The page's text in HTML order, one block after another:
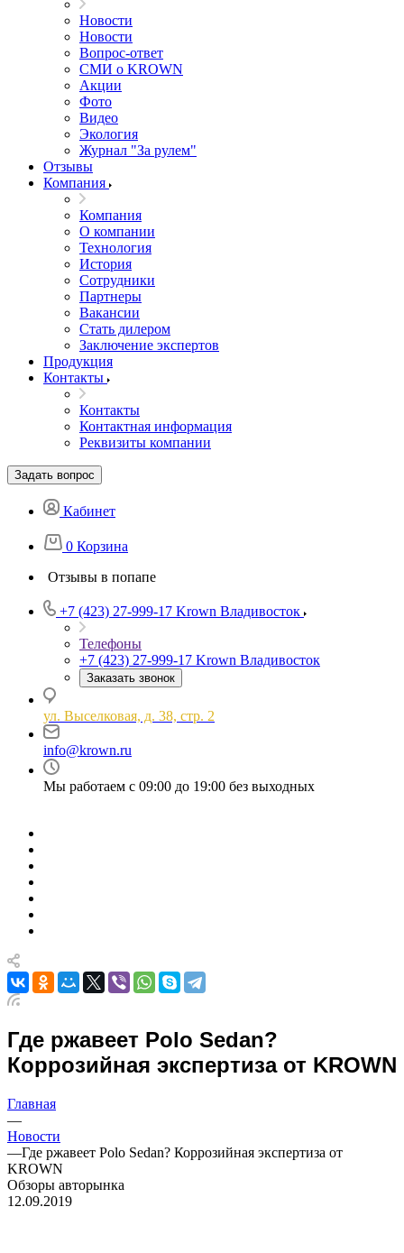
Новости
Новости
Вопрос-ответ
СМИ о KROWN
Акции
Фото
Видео
Экология
Журнал "За рулем"
Отзывы
Компания
Компания
О компании
Технология
История
Сотрудники
Партнеры
Вакансии
Стать дилером
Заключение экспертов
Продукция
Контакты
Контакты
Контактная информация
Реквизиты компании
Задать вопрос
Кабинет
0 Корзина
Отзывы в попапе
+7 (423) 27-999-17 Krown Владивосток
Телефоны
+7 (423) 27-999-17 Krown Владивосток
Заказать звонок
ул. Выселковая, д. 38, стр. 2
info@krown.ru
Мы работаем с 09:00 до 19:00 без выходных
Где ржавеет Polo Sedan?
Коррозийная экспертиза от KROWN
Главная
—
Новости
—Где ржавеет Polo Sedan? Коррозийная экспертиза от
KROWN
Обзоры авторынка
12.09.2019